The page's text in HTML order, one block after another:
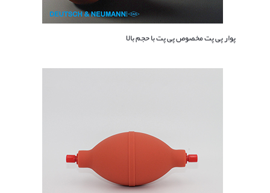
پوار پی پت مخصوص پی پت با حجم بالا